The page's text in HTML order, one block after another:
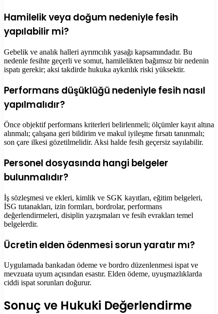
Hamilelik veya doğum nedeniyle fesih
yapılabilir mi?
Gebelik ve analık halleri ayrımcılık yasağı kapsamındadır. Bu
nedenle fesihte geçerli ve somut, hamilelikten bağımsız bir nedenin
ispatı gerekir; aksi takdirde hukuka aykırılık riski yüksektir.
Performans düşüklüğü nedeniyle fesih nasıl
yapılmalıdır?
Önce objektif performans kriterleri belirlenmeli; ölçümler kayıt altına
alınmalı; çalışana geri bildirim ve makul iyileşme fırsatı tanınmalı;
son çare ilkesi gözetilmelidir. Aksi halde fesih geçersiz sayılabilir.
Personel dosyasında hangi belgeler
bulunmalıdır?
İş sözleşmesi ve ekleri, kimlik ve SGK kayıtları, eğitim belgeleri,
İSG tutanakları, izin formları, bordrolar, performans
değerlendirmeleri, disiplin yazışmaları ve fesih evrakları temel
belgelerdir.
Ücretin elden ödenmesi sorun yaratır mı?
Uygulamada bankadan ödeme ve bordro düzenlenmesi ispat ve
mevzuata uyum açısından esastır. Elden ödeme, uyuşmazlıklarda
ciddi ispat sorunları doğurur.
Sonuç ve Hukuki Değerlendirme